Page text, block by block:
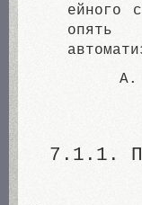
ейного
А.
7.1.1.